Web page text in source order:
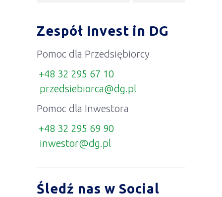
Zespół Invest in DG
Pomoc dla Przedsiębiorcy
+48 32 295 67 10
przedsiebiorca@dg.pl
Pomoc dla Inwestora
+48 32 295 69 90
inwestor@dg.pl
Śledź nas w Social